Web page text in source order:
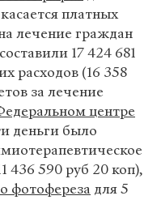
платных
лечение граждан
17 424 681
расходов (16 358
за лечение
центре
деньги было
436 590 руб 20 коп),
фотофереза для 5